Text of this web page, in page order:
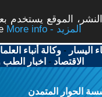
الموقع يستخدم
More info - المزيد
اليسار -وكالة أنباء
الاقتصاد - اخبار الطب
الحوار المتمدن